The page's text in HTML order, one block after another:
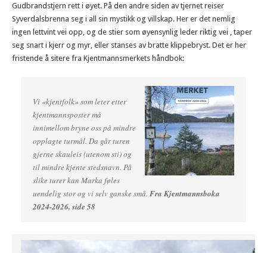
Gudbrandstjern rett i øyet. På den andre siden av tjernet reiser
Syverdalsbrenna seg i all sin mystikk og villskap. Her er det nemlig
ingen lettvint vei opp, og de stier som øyensynlig leder riktig vei , taper
seg snart i kjerr og myr, eller stanses av bratte klippebryst. Det er her
fristende å sitere fra Kjentmannsmerkets håndbok:
Vi «kjentfolk» som leter etter
kjentmannsposter må
innimellom bryne oss på mindre
opplagte turmål. Da går turen
gjerne skauleis (utenom sti) og
til mindre kjente stedsnavn. På
slike turer kan Marka føles
uendelig stor og vi selv ganske små. Fra Kjentmannsboka
2024-2026, side 58